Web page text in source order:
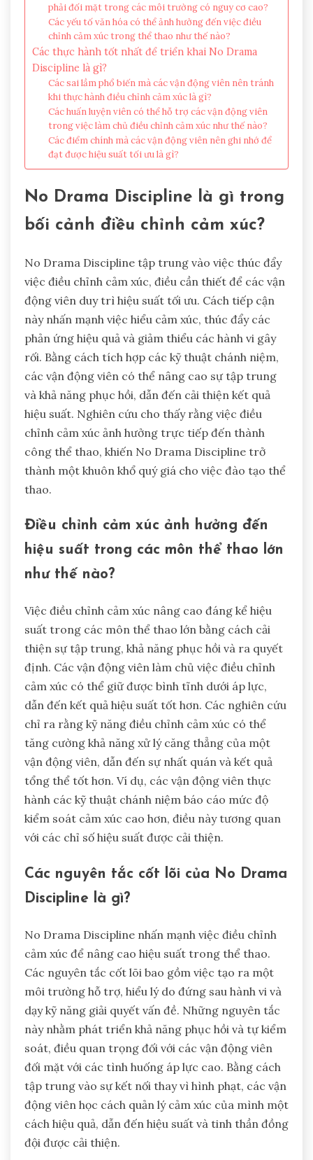
phải đối mặt trong các môi trường có nguy cơ cao?
Các yếu tố văn hóa có thể ảnh hưởng đến việc điều
chỉnh cảm xúc trong thể thao như thế nào?
Các thực hành tốt nhất để triển khai No Drama
Discipline là gì?
Các sai lầm phổ biến mà các vận động viên nên tránh
khi thực hành điều chỉnh cảm xúc là gì?
Các huấn luyện viên có thể hỗ trợ các vận động viên
trong việc làm chủ điều chỉnh cảm xúc như thế nào?
Các điểm chính mà các vận động viên nên ghi nhớ để
đạt được hiệu suất tối ưu là gì?
No Drama Discipline là gì trong
bối cảnh điều chỉnh cảm xúc?
No Drama Discipline tập trung vào việc thúc đẩy
việc điều chỉnh cảm xúc, điều cần thiết để các vận
động viên duy trì hiệu suất tối ưu. Cách tiếp cận
này nhấn mạnh việc hiểu cảm xúc, thúc đẩy các
phản ứng hiệu quả và giảm thiểu các hành vi gây
rối. Bằng cách tích hợp các kỹ thuật chánh niệm,
các vận động viên có thể nâng cao sự tập trung
và khả năng phục hồi, dẫn đến cải thiện kết quả
hiệu suất. Nghiên cứu cho thấy rằng việc điều
chỉnh cảm xúc ảnh hưởng trực tiếp đến thành
công thể thao, khiến No Drama Discipline trở
thành một khuôn khổ quý giá cho việc đào tạo thể
thao.
Điều chỉnh cảm xúc ảnh hưởng đến
hiệu suất trong các môn thể thao lớn
như thế nào?
Việc điều chỉnh cảm xúc nâng cao đáng kể hiệu
suất trong các môn thể thao lớn bằng cách cải
thiện sự tập trung, khả năng phục hồi và ra quyết
định. Các vận động viên làm chủ việc điều chỉnh
cảm xúc có thể giữ được bình tĩnh dưới áp lực,
dẫn đến kết quả hiệu suất tốt hơn. Các nghiên cứu
chỉ ra rằng kỹ năng điều chỉnh cảm xúc có thể
tăng cường khả năng xử lý căng thẳng của một
vận động viên, dẫn đến sự nhất quán và kết quả
tổng thể tốt hơn. Ví dụ, các vận động viên thực
hành các kỹ thuật chánh niệm báo cáo mức độ
kiểm soát cảm xúc cao hơn, điều này tương quan
với các chỉ số hiệu suất được cải thiện.
Các nguyên tắc cốt lõi của No Drama
Discipline là gì?
No Drama Discipline nhấn mạnh việc điều chỉnh
cảm xúc để nâng cao hiệu suất trong thể thao.
Các nguyên tắc cốt lõi bao gồm việc tạo ra một
môi trường hỗ trợ, hiểu lý do đứng sau hành vi và
dạy kỹ năng giải quyết vấn đề. Những nguyên tắc
này nhằm phát triển khả năng phục hồi và tự kiểm
soát, điều quan trọng đối với các vận động viên
đối mặt với các tình huống áp lực cao. Bằng cách
tập trung vào sự kết nối thay vì hình phạt, các vận
động viên học cách quản lý cảm xúc của mình một
cách hiệu quả, dẫn đến hiệu suất và tinh thần đồng
đội được cải thiện.